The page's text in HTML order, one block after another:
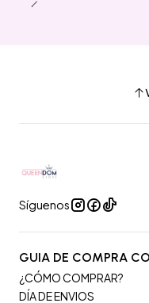
Síguenos
GUIA DE COMPRA
¿CÓMO COMPRAR?
DÍA DE ENVIOS